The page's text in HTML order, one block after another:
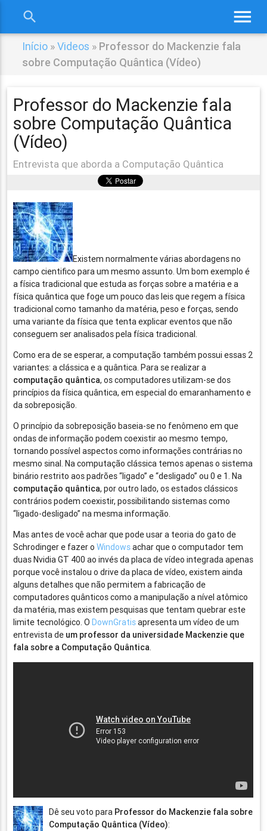
menu
search
Início »Videos » Professor do Mackenzie fala
sobre Computação Quântica (Vídeo)
Professor do Mackenzie fala
sobre Computação Quântica
(Vídeo)
Entrevista que aborda a Computação Quântica
Existem normalmente várias abordagens no
campo cientifico para um mesmo assunto. Um bom exemplo é
a física tradicional que estuda as forças sobre a matéria e a
física quântica que foge um pouco das leis que regem a física
tradicional como tamanho da matéria, peso e forças, sendo
uma variante da física que tenta explicar eventos que não
conseguem ser analisados pela física tradicional.
Como era de se esperar, a computação também possui essas 2
variantes: a clássica e a quântica. Para se realizar a
computação quântica, os computadores utilizam-se dos
princípios da física quântica, em especial do emaranhamento e
da sobreposição.
O princípio da sobreposição baseia-se no fenômeno em que
ondas de informação podem coexistir ao mesmo tempo,
tornando possível aspectos como informações contrárias no
mesmo sinal. Na computação clássica temos apenas o sistema
binário restrito aos padrões “ligado” e “desligado” ou 0 e 1. Na
computação quântica, por outro lado, os estados clássicos
contrários podem coexistir, possibilitando sistemas como
“ligado-desligado” na mesma informação.
Mas antes de você achar que pode usar a teoria do gato de
Schrodinger e fazer oWindowsachar que o computador tem
duas Nvidia GT 400 ao invés da placa de vídeo integrada apenas
porque você instalou o drive da placa de vídeo, existem ainda
alguns detalhes que não permitem a fabricação de
computadores quânticos como a manipulação a nível atômico
da matéria, mas existem pesquisas que tentam quebrar este
limite tecnológico. ODownGratisapresenta um vídeo de um
entrevista de um professor da universidade Mackenzie que
fala sobre a Computação Quântica.
Dê seu voto para Professor do Mackenzie fala sobre
Computação Quântica (Vídeo):